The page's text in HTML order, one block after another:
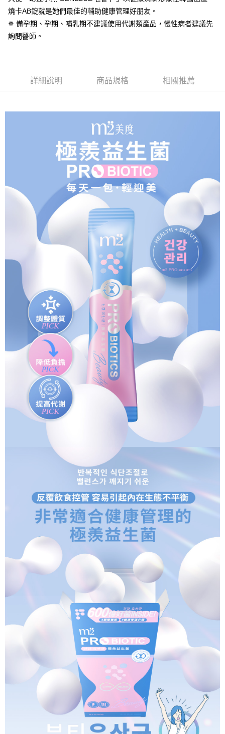
２．關於個人資料處理事宜，請瀏覽以下網址：
https://aftee.tw/terms/#terms3
３．未成年的使用者請事先徵得法定代理人或監護人之同意方可使用
任。
５．嚴禁一人註冊多個帳號或使用他人資訊註冊。若發現惡意使用之情形，
恩沛科技股份有限公司將有權停止該用戶之使用額度並採取法律行動。
每筆NT$100，滿NT$600(含以上)免運費
宅配
每筆NT$100，滿NT$600(含以上)免運費
海外配送(澳門) 查看運費
海外配送(澳大利亞)
燒卡AB錠就是她們最佳的輔助健康管理好朋友。
✵ 備孕期、孕期、哺乳期不建議使用代謝類產品，慢性病者建議先
詢問醫師。
詳細說明 商品規格 相關推薦